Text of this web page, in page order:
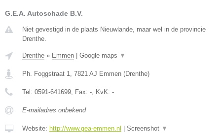
G.E.A. Autoschade B.V.
Niet gevestigd in de plaats Nieuwlande, maar wel in de provincie
Drenthe.
Drenthe » Emmen Google maps ▼
Ph. Foggstraat 1, 7821 AJ Emmen (Drenthe)
Tel: 0591-641699, Fax: -, KvK: -
E-mailadres onbekend
Website: http://www.gea-emmen.nl Screenshot ▼